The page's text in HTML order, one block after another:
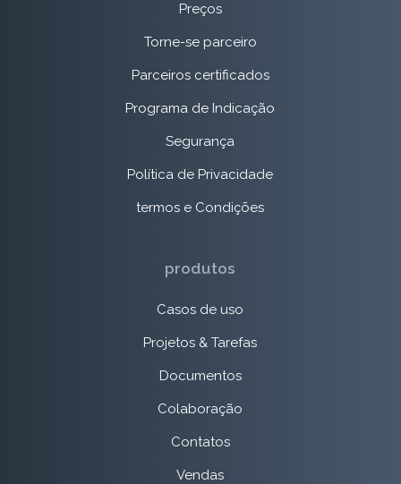
Preços
Torne-se parceiro
Parceiros certificados
Programa de Indicação
Segurança
Política de Privacidade
termos e Condições
produtos
Casos de uso
Projetos & Tarefas
Documentos
Colaboração
Contatos
Vendas